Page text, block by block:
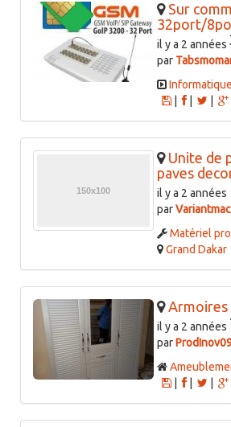
Sur
32port/
il y a 2 années
par
Informatique
|
Unite de
paves
il y a 2 années
par
Matériel
Grand Dakar
il y a 2 années
par
|